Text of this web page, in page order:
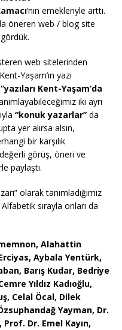
‘nın emekleriyle arttı.
öneren web / blog site
gördük.
web sitelerinden
Yaşam’ın yazı
“yazıları Kent-Yaşam’da
iki ayrı
“konuk yazarlar” da
yer alırsa alsın,
bir karşılık
görüş, öneri ve
paylaştı.
olarak tanımladığımız
sırayla onları da
Alahattin
Aybala Yentürk,
Barış Kudar, Bedriye
Yıldız Kadıoğlu,
Celal Öcal, Dilek
Yayman, Dr.
Dr. Emel Kayın,